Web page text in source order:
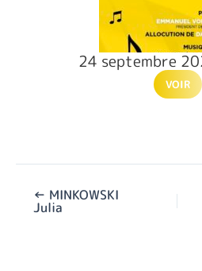
24 septembre
VOIR
← MINKOWSKI
Julia